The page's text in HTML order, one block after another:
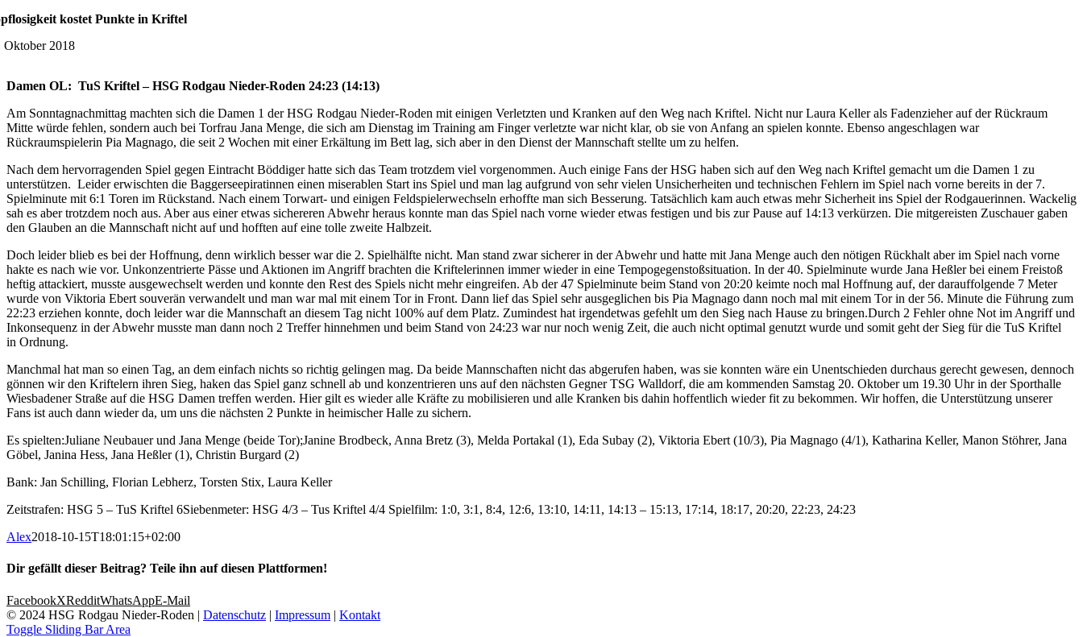
kostet Punkte in Kriftel
Oktober 2018
Damen OL: TuS Kriftel – HSG Rodgau Nieder-Roden 24:23 (14:13)
Am Sonntagnachmittag machten sich die Damen 1 der HSG Rodgau Nieder-Roden mit einigen Verletzten und Kranken auf den Weg nach Kriftel. Nicht nur Laura Keller als Fadenzieher auf der Rückraum
Mitte würde fehlen, sondern auch bei Torfrau Jana Menge, die sich am Dienstag im Training am Finger verletzte war nicht klar, ob sie von Anfang an spielen konnte. Ebenso angeschlagen war
Rückraumspielerin Pia Magnago, die seit 2 Wochen mit einer Erkältung im Bett lag, sich aber in den Dienst der Mannschaft stellte um zu helfen.
Nach dem hervorragenden Spiel gegen Eintracht Böddiger hatte sich das Team trotzdem viel vorgenommen. Auch einige Fans der HSG haben sich auf den Weg nach Kriftel gemacht um die Damen 1 zu
unterstützen. Leider erwischten die Baggerseepiratinnen einen miserablen Start ins Spiel und man lag aufgrund von sehr vielen Unsicherheiten und technischen Fehlern im Spiel nach vorne bereits in der 7.
Spielminute mit 6:1 Toren im Rückstand. Nach einem Torwart- und einigen Feldspielerwechseln erhoffte man sich Besserung. Tatsächlich kam auch etwas mehr Sicherheit ins Spiel der Rodgauerinnen. Wackelig
sah es aber trotzdem noch aus. Aber aus einer etwas sichereren Abwehr heraus konnte man das Spiel nach vorne wieder etwas festigen und bis zur Pause auf 14:13 verkürzen. Die mitgereisten Zuschauer gaben
den Glauben an die Mannschaft nicht auf und hofften auf eine tolle zweite Halbzeit.
Doch leider blieb es bei der Hoffnung, denn wirklich besser war die 2. Spielhälfte nicht. Man stand zwar sicherer in der Abwehr und hatte mit Jana Menge auch den nötigen Rückhalt aber im Spiel nach vorne
hakte es nach wie vor. Unkonzentrierte Pässe und Aktionen im Angriff brachten die Kriftelerinnen immer wieder in eine Tempogegenstoßsituation. In der 40. Spielminute wurde Jana Heßler bei einem Freistoß
heftig attackiert, musste ausgewechselt werden und konnte den Rest des Spiels nicht mehr eingreifen. Ab der 47 Spielminute beim Stand von 20:20 keimte noch mal Hoffnung auf, der darauffolgende 7 Meter
wurde von Viktoria Ebert souverän verwandelt und man war mal mit einem Tor in Front. Dann lief das Spiel sehr ausgeglichen bis Pia Magnago dann noch mal mit einem Tor in der 56. Minute die Führung zum
22:23 erziehen konnte, doch leider war die Mannschaft an diesem Tag nicht 100% auf dem Platz. Zumindest hat irgendetwas gefehlt um den Sieg nach Hause zu bringen.Durch 2 Fehler ohne Not im Angriff und
Inkonsequenz in der Abwehr musste man dann noch 2 Treffer hinnehmen und beim Stand von 24:23 war nur noch wenig Zeit, die auch nicht optimal genutzt wurde und somit geht der Sieg für die TuS Kriftel
in Ordnung.
Manchmal hat man so einen Tag, an dem einfach nichts so richtig gelingen mag. Da beide Mannschaften nicht das abgerufen haben, was sie konnten wäre ein Unentschieden durchaus gerecht gewesen, dennoch
gönnen wir den Kriftelern ihren Sieg, haken das Spiel ganz schnell ab und konzentrieren uns auf den nächsten Gegner TSG Walldorf, die am kommenden Samstag 20. Oktober um 19.30 Uhr in der Sporthalle
Wiesbadener Straße auf die HSG Damen treffen werden. Hier gilt es wieder alle Kräfte zu mobilisieren und alle Kranken bis dahin hoffentlich wieder fit zu bekommen. Wir hoffen, die Unterstützung unserer
Fans ist auch dann wieder da, um uns die nächsten 2 Punkte in heimischer Halle zu sichern.
Es spielten:Juliane Neubauer und Jana Menge (beide Tor);Janine Brodbeck, Anna Bretz (3), Melda Portakal (1), Eda Subay (2), Viktoria Ebert (10/3), Pia Magnago (4/1), Katharina Keller, Manon Stöhrer, Jana
Göbel, Janina Hess, Jana Heßler (1), Christin Burgard (2)
Bank: Jan Schilling, Florian Lebherz, Torsten Stix, Laura Keller
Zeitstrafen: HSG 5 – TuS Kriftel 6Siebenmeter: HSG 4/3 – Tus Kriftel 4/4 Spielfilm: 1:0, 3:1, 8:4, 12:6, 13:10, 14:11, 14:13 – 15:13, 17:14, 18:17, 20:20, 22:23, 24:23
Alex2018-10-15T18:01:15+02:00
Dir gefällt dieser Beitrag? Teile ihn auf diesen Plattformen!
FacebookXRedditWhatsAppE-Mail
© 2024 HSG Rodgau Nieder-Roden | Datenschutz | Impressum | Kontakt
Toggle Sliding Bar Area